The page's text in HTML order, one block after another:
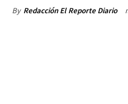
By Redacción El Reporte Diario